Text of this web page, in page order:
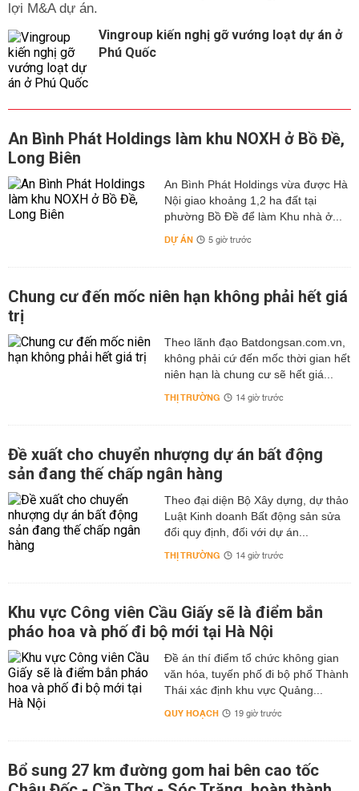
lợi M&A dự án.
Vingroup kiến nghị gỡ vướng loạt dự án ở
Phú Quốc
An Bình Phát Holdings làm khu NOXH ở Bồ Đề,
Long Biên
An Bình Phát Holdings vừa được Hà
Nội giao khoảng 1,2 ha đất tại
phường Bồ Đề để làm Khu nhà ở...
DỰ ÁN 5 giờ trước
Chung cư đến mốc niên hạn không phải hết giá
trị
Theo lãnh đạo Batdongsan.com.vn,
không phải cứ đến mốc thời gian hết
niên hạn là chung cư sẽ hết giá...
THỊ TRƯỜNG 14 giờ trước
Đề xuất cho chuyển nhượng dự án bất động
sản đang thế chấp ngân hàng
Theo đại diện Bộ Xây dựng, dự thảo
Luật Kinh doanh Bất động sản sửa
đổi quy định, đối với dự án...
THỊ TRƯỜNG 14 giờ trước
Khu vực Công viên Cầu Giấy sẽ là điểm bắn
pháo hoa và phố đi bộ mới tại Hà Nội
Đề án thí điểm tổ chức không gian
văn hóa, tuyến phố đi bộ phố Thành
Thái xác định khu vực Quảng...
QUY HOẠCH 19 giờ trước
Bổ sung 27 km đường gom hai bên cao tốc